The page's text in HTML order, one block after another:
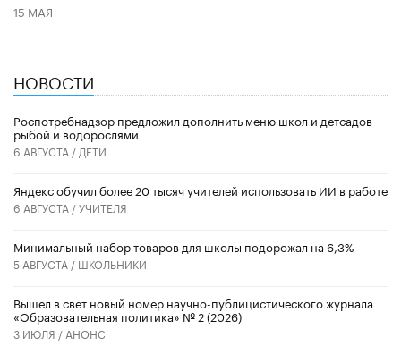
15 МАЯ
НОВОСТИ
Роспотребнадзор предложил дополнить меню школ и детсадов
рыбой и водорослями
6 АВГУСТА / ДЕТИ
​Яндекс обучил более 20 тысяч учителей использовать ИИ в работе
6 АВГУСТА /УЧИТЕЛЯ
Минимальный набор товаров для школы подорожал на 6,3%
5 АВГУСТА / ШКОЛЬНИКИ
Вышел в свет новый номер научно-публицистического журнала
«Образовательная политика» № 2 (2026)
3 ИЮЛЯ / АНОНС